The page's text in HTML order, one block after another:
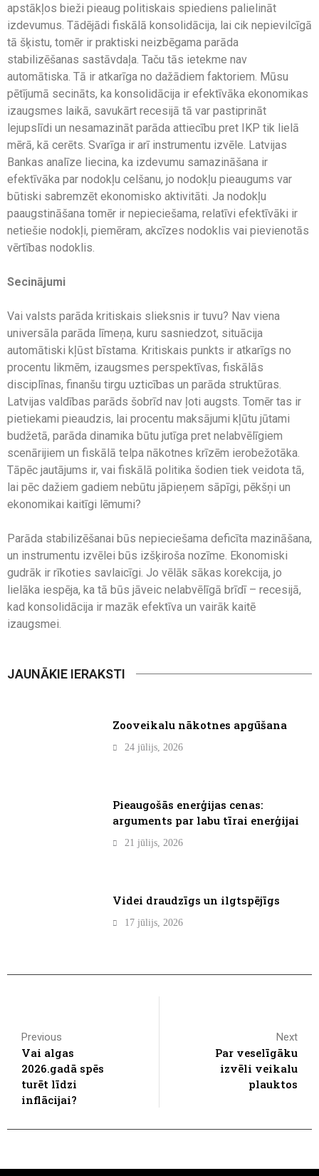
apstākļos bieži pieaug politiskais spiediens palielināt
izdevumus. Tādējādi fiskālā konsolidācija, lai cik nepievilcīgā
tā šķistu, tomēr ir praktiski neizbēgama parāda
stabilizēšanas sastāvdaļa. Taču tās ietekme nav
automātiska. Tā ir atkarīga no dažādiem faktoriem. Mūsu
pētījumā secināts, ka konsolidācija ir efektīvāka ekonomikas
izaugsmes laikā, savukārt recesijā tā var pastiprināt
lejupslīdi un nesamazināt parāda attiecību pret IKP tik lielā
mērā, kā cerēts. Svarīga ir arī instrumentu izvēle. Latvijas
Bankas analīze liecina, ka izdevumu samazināšana ir
efektīvāka par nodokļu celšanu, jo nodokļu pieaugums var
būtiski sabremzēt ekonomisko aktivitāti. Ja nodokļu
paaugstināšana tomēr ir nepieciešama, relatīvi efektīvāki ir
netiešie nodokļi, piemēram, akcīzes nodoklis vai pievienotās
vērtības nodoklis.
Secinājumi
Vai valsts parāda kritiskais slieksnis ir tuvu? Nav viena
universāla parāda līmeņa, kuru sasniedzot, situācija
automātiski kļūst bīstama. Kritiskais punkts ir atkarīgs no
procentu likmēm, izaugsmes perspektīvas, fiskālās
disciplīnas, finanšu tirgu uzticības un parāda struktūras.
Latvijas valdības parāds šobrīd nav ļoti augsts. Tomēr tas ir
pietiekami pieaudzis, lai procentu maksājumi kļūtu jūtami
budžetā, parāda dinamika būtu jutīga pret nelabvēlīgiem
scenārijiem un fiskālā telpa nākotnes krīzēm ierobežotāka.
Tāpēc jautājums ir, vai fiskālā politika šodien tiek veidota tā,
lai pēc dažiem gadiem nebūtu jāpieņem sāpīgi, pēkšņi un
ekonomikai kaitīgi lēmumi?
Parāda stabilizēšanai būs nepieciešama deficīta mazināšana,
un instrumentu izvēlei būs izšķiroša nozīme. Ekonomiski
gudrāk ir rīkoties savlaicīgi. Jo vēlāk sākas korekcija, jo
lielāka iespēja, ka tā būs jāveic nelabvēlīgā brīdī – recesijā,
kad konsolidācija ir mazāk efektīva un vairāk kaitē
izaugsmei.
JAUNĀKIE IERAKSTI
Zooveikalu nākotnes apgūšana
24 jūlijs, 2026
Pieaugošās enerģijas cenas:
arguments par labu tīrai enerģijai
21 jūlijs, 2026
Videi draudzīgs un ilgtspējīgs
17 jūlijs, 2026
Previous
Vai algas
2026.gadā spēs
turēt līdzi
inflācijai?
Next
Par veselīgāku
izvēli veikalu
plauktos